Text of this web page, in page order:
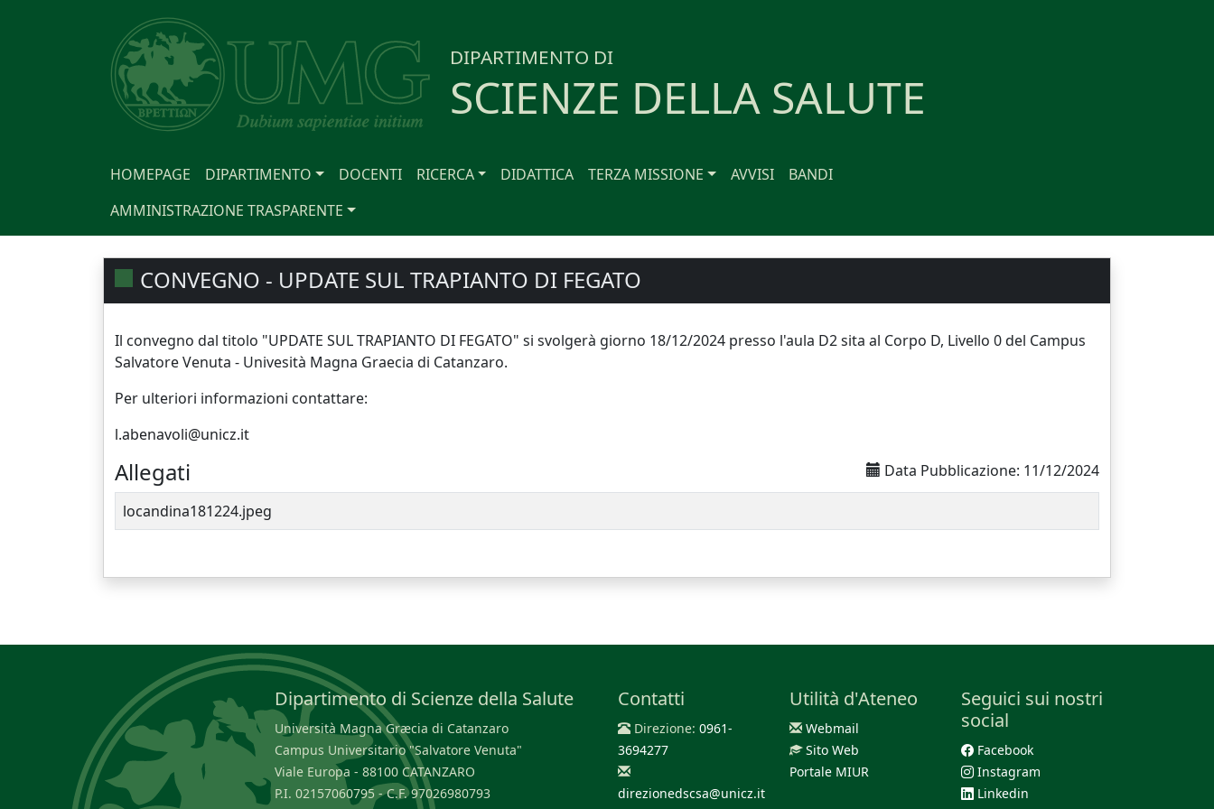
DIPARTIMENTO DI
SCIENZE DELLA SALUTE
HOMEPAGE DIPARTIMENTO DOCENTI RICERCA DIDATTICA TERZA MISSIONE AVVISI
BANDI
AMMINISTRAZIONE TRASPARENTE
CONVEGNO - UPDATE SUL TRAPIANTO DI FEGATO
Il convegno dal titolo "UPDATE SUL TRAPIANTO DI FEGATO" si svolgerà giorno 18/12/2024 presso l'aula D2 sita al Corpo D, Livello 0 del Campus
Salvatore Venuta - Univesità Magna Graecia di Catanzaro.
Per ulteriori informazioni contattare:
l.abenavoli@unicz.it
Data Pubblicazione: 11/12/2024
Allegati
locandina181224.jpeg
Dipartimento di Scienze della Salute
Università Magna Græcia di Catanzaro
Campus Universitario "Salvatore Venuta"
Viale Europa - 88100 CATANZARO
P.I. 02157060795 - C.F. 97026980793
Contatti
Direzione: 0961-
3694277
direzionedscsa@unicz.it
Utilità d'Ateneo
Webmail
Sito Web
Portale MIUR
Seguici sui nostri
social
Facebook
Instagram
Linkedin